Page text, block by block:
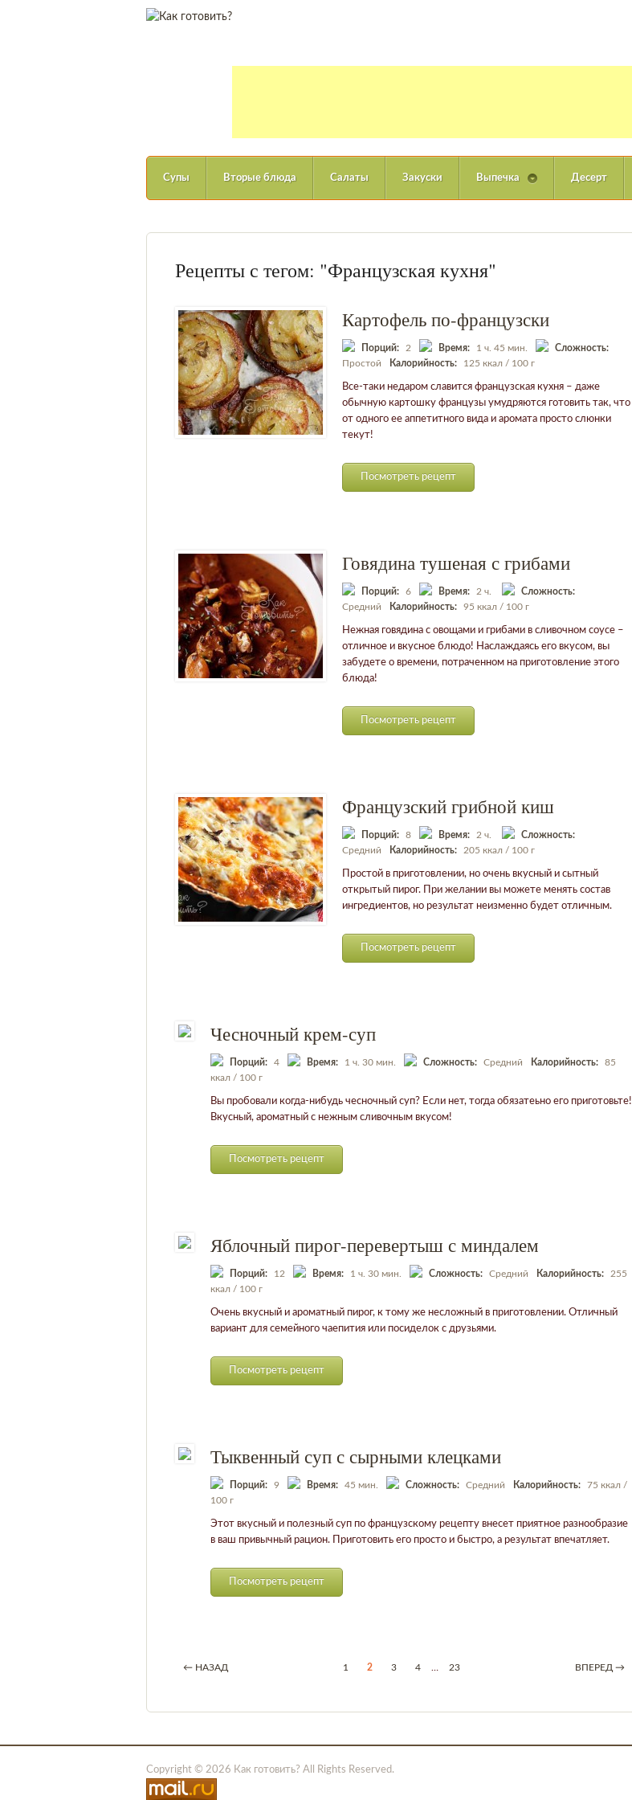
Супы Вторые блюда Салаты Закуски Выпечка Десерт
Рецепты с тегом: "Французская кухня"
Картофель по-французски
Порций: 2 Время: 1 ч. 45 мин.
Сложность:
Простой
Калорийность: 125 ккал / 100 г
Все-таки недаром славится французская кухня – даже
обычную картошку французы умудряются готовить так, что
от одного ее аппетитного вида и аромата просто слюнки
текут!
Посмотреть рецепт
Говядина тушеная с грибами
Порций: 6 Время: 2 ч.
Сложность:
Средний
Калорийность: 95 ккал / 100 г
Нежная говядина с овощами и грибами в сливочном соусе –
отличное и вкусное блюдо! Наслаждаясь его вкусом, вы
забудете о времени, потраченном на приготовление этого
блюда!
Посмотреть рецепт
Французский грибной киш
Порций: 8 Время: 2 ч.
Сложность:
Средний
Калорийность: 205 ккал / 100 г
Простой в приготовлении, но очень вкусный и сытный
открытый пирог. При желании вы можете менять состав
ингредиентов, но результат неизменно будет отличным.
Посмотреть рецепт
Чесночный крем-суп
Порций: 4 Время: 1 ч. 30 мин. Сложность: Средний Калорийность:
85
ккал / 100 г
Вы пробовали когда-нибудь чесночный суп? Если нет, тогда обязатеьно его приготовьте!
Вкусный, ароматный с нежным сливочным вкусом!
Посмотреть рецепт
Яблочный пирог-перевертыш с миндалем
Порций: 12 Время: 1 ч. 30 мин. Сложность: Средний Калорийность:
255
ккал / 100 г
Очень вкусный и ароматный пирог, к тому же несложный в приготовлении. Отличный
вариант для семейного чаепития или посиделок с друзьями.
Посмотреть рецепт
Тыквенный суп с сырными клецками
Порций: 9 Время: 45 мин. Сложность: Средний Калорийность:
75 ккал /
100 г
Этот вкусный и полезный суп по французскому рецепту внесет приятное разнообразие
в ваш привычный рацион. Приготовить его просто и быстро, а результат впечатляет.
Посмотреть рецепт
← НАЗАД 1 2 3 4 23 ВПЕРЕД →
Copyright © 2026 Как готовить? All Rights Reserved.